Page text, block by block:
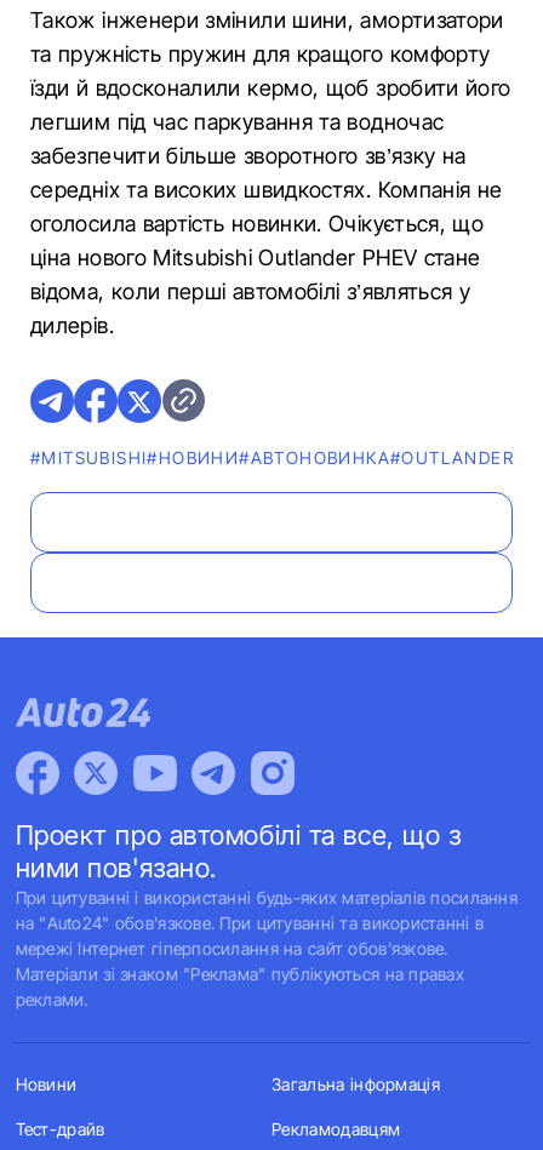
Також інженери змінили шини, амортизатори
та пружність пружин для кращого комфорту
їзди й вдосконалили кермо, щоб зробити його
легшим під час паркування та водночас
забезпечити більше зворотного зв’язку на
середніх та високих швидкостях. Компанія не
оголосила вартість новинки. Очікується, що
ціна нового Mitsubishi Outlander PHEV стане
відома, коли перші автомобілі з’являться у
дилерів.
#MITSUBISHI#НОВИНИ#АВТОНОВИНКА#OUTLANDER
Проект про автомобілі та все, що з
ними пов'язано.
При цитуванні і використанні будь-яких матеріалів посилання
на "Auto24" обов'язкове. При цитуванні та використанні в
мережі Інтернет гіперпосилання на сайт обов'язкове.
Матеріали зі знаком "Реклама" публікуються на правах
реклами.
Новини
Тест-драйв
Загальна інформація
Рекламодавцям